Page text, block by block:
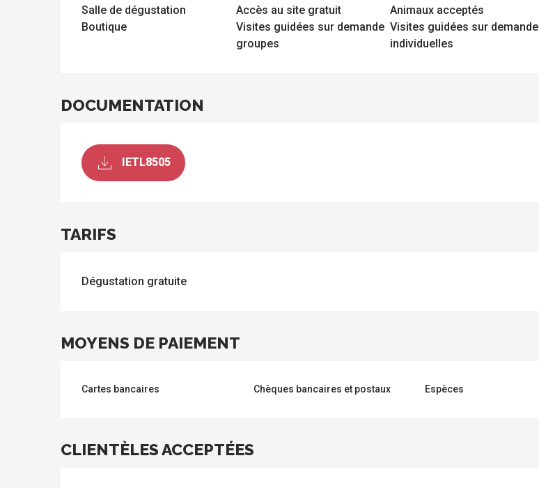
Salle de dégustation Accès au site gratuit
Animaux acceptés
Boutique
Visites guidées sur demande
groupes
Visites guidées sur demande
individuelles
DOCUMENTATION
IETL8505
TARIFS
Dégustation gratuite
MOYENS DE PAIEMENT
Cartes bancaires Chèques bancaires et postaux Espèces
CLIENTÈLES ACCEPTÉES